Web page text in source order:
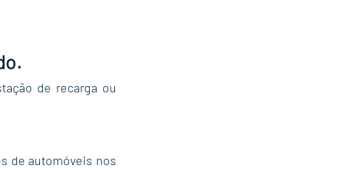
de recarga ou
de automóveis nos